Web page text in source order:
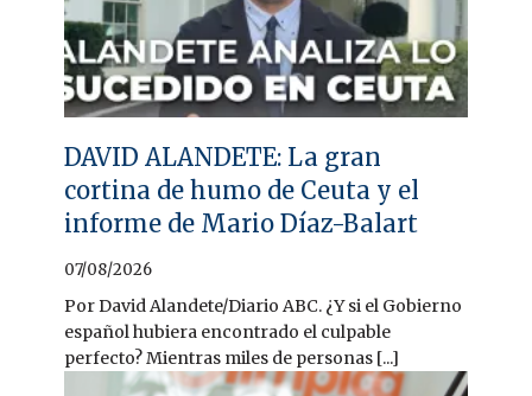
DAVID ALANDETE: La gran
cortina de humo de Ceuta y el
informe de Mario Díaz-Balart
07/08/2026
Por David Alandete/Diario ABC. ¿Y si el Gobierno
español hubiera encontrado el culpable
perfecto? Mientras miles de personas [...]